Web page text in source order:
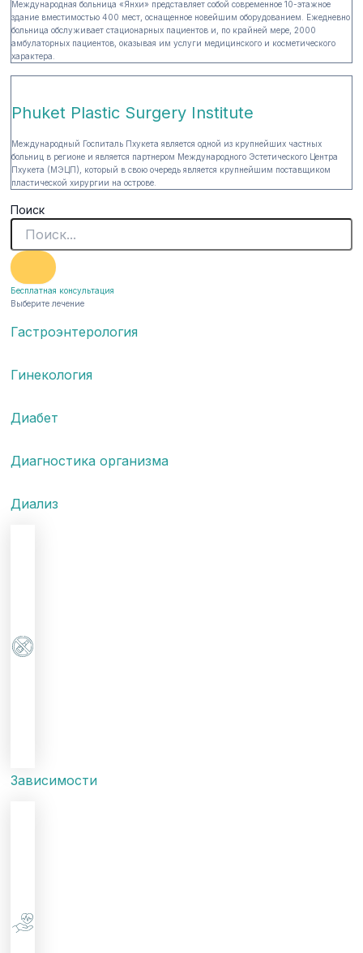
Международная больница «Янхи» представляет собой современное 10-этажное
здание вместимостью 400 мест, оснащенное новейшим оборудованием. Ежедневно
больница обслуживает стационарных пациентов и, по крайней мере, 2000
амбулаторных пациентов, оказывая им услуги медицинского и косметического
характера.
Phuket Plastic Surgery Institute
Международный Госпиталь Пхукета является одной из крупнейших частных
больниц в регионе и является партнером Международного Эстетического Центра
Пхукета (МЭЦП), который в свою очередь является крупнейшим поставщиком
пластической хирургии на острове.
Поиск
Бесплатная консультация
Выберите лечение
Гастроэнтерология
Гинекология
Диабет
Диагностика организма
Диализ
Зависимости